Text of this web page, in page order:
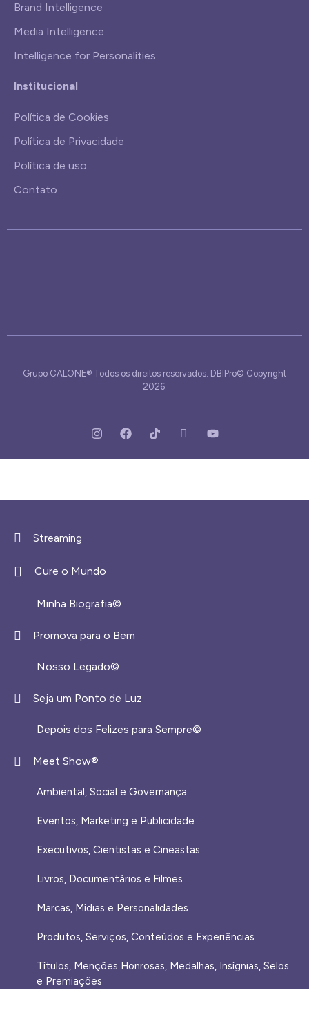
Brand Intelligence
Media Intelligence
Intelligence for Personalities
Institucional
Política de Cookies
Política de Privacidade
Política de uso
Contato
Grupo CALONE® Todos os direitos reservados. DBIPro© Copyright
2026.
Streaming
Cure o Mundo
Minha Biografia©
Promova para o Bem
Nosso Legado©
Seja um Ponto de Luz
Depois dos Felizes para Sempre©️
Meet Show®
Ambiental, Social e Governança
Eventos, Marketing e Publicidade
Executivos, Cientistas e Cineastas
⁠Livros, Documentários e Filmes
Marcas, Mídias e Personalidades
⁠Produtos, Serviços, Conteúdos e Experiências
Títulos, Menções Honrosas, Medalhas, Insígnias, Selos
e Premiações